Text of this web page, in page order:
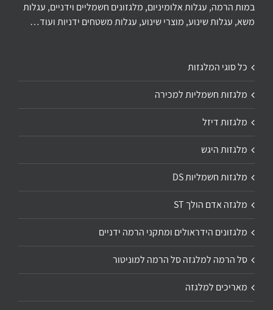
במות הרמה, עגלות אלומיניום, מלגזונים חשמליים וידניים, עגלות
משא, עגלות שינוע, מוצרי שינוע, עגלות משטחים ידניות ועוד…
כל סוגי המלגזות
מלגזות חשמליות למכירה
מלגזות דיזל
מלגזות היגש
מלגזות חשמליות DS
מלגזה אדם הולך ST
מלגזונים הידראולים ומתקני הרמה ידניים
סל הרמה למלגזה סל הרמה למוניטור
מאריכים למלגזה